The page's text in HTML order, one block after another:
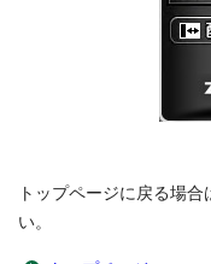
トップページに戻る場
い。